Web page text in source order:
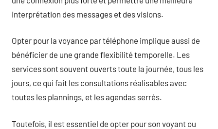
interprétation des messages et des visions.
Opter pour la voyance par téléphone implique aussi de
bénéficier de une grande flexibilité temporelle. Les
services sont souvent ouverts toute la journée, tous les
jours, ce qui fait les consultations réalisables avec
toutes les plannings, et les agendas serrés.
Toutefois, il est essentiel de opter pour son voyant ou